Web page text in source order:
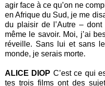
agir face à ce qu’on ne
en Afrique du Sud, je me
du plaisir de l’Autre –
même le savoir. Moi, j’ai
réveille. Sans lui et sans
monde, je serais morte.
ALICE DIOP C’est ce qui
tes trois films ont des